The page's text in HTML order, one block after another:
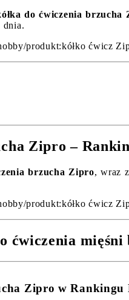
do ćwiczenia brzucha
dnia.
produkt:kółko ćwicz
Zipro –
brzucha Zipro, wraz
produkt:kółko ćwicz
ćwiczenia
Zipro w